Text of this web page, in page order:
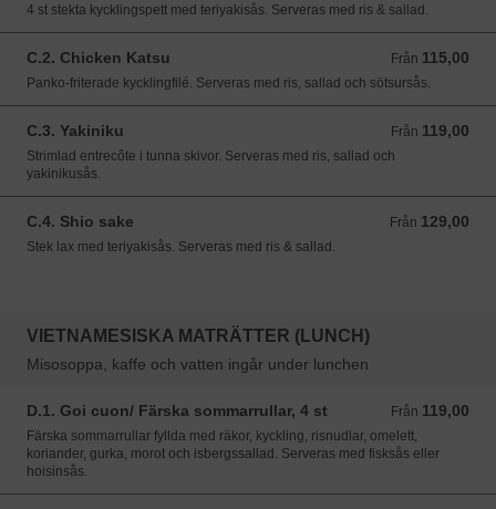
4 st stekta kycklingspett med teriyakisås. Serveras med ris & sallad.
C.2. Chicken Katsu Från 115,00
Från 115,00 SEK
Panko-friterade kycklingfilé. Serveras med ris, sallad och sötsursås.
C.3. Yakiniku Från 119,00
Från 119,00 SEK
Strimlad entrecôte i tunna skivor. Serveras med ris, sallad och
yakinikusås.
C.4. Shio sake Från 129,00
Från 129,00 SEK
Stek lax med teriyakisås. Serveras med ris & sallad.
VIETNAMESISKA MATRÄTTER (LUNCH)
Misosoppa, kaffe och vatten ingår under lunchen
D.1. Goi cuon/ Färska sommarrullar, 4 st Från 119,00
Från 119,00 SEK
Färska sommarrullar fyllda med räkor, kyckling, risnudlar, omelett,
koriander, gurka, morot och isbergssallad. Serveras med fisksås eller
hoisinsås.